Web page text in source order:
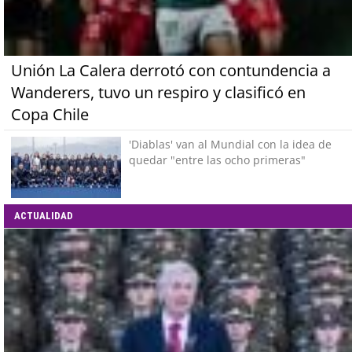
Unión La Calera derrotó con contundencia a
Wanderers, tuvo un respiro y clasificó en
Copa Chile
'Diablas' van al Mundial con la idea de
quedar "entre las ocho primeras"
ACTUALIDAD